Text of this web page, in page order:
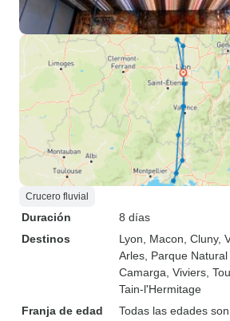
Crucero fluvial
Duración
8 días
Destinos
Lyon , Macon , Cluny,
Arles , Parque
Camarga , Viviers ,
Tain-l'Hermitage
Franja de edad
Todas las edades